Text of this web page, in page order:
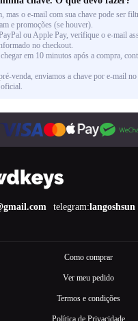
mas o e-mail com sua chave pode ser
e promoções (se houver).
ou Apple Pay, verifique o e-mail
no checkout.
em 10 minutos após a compra,
venda, enviamos a chave por e-mail
telegram:langoshsun
Como comprar
Ver meu pedido
Termos e condições